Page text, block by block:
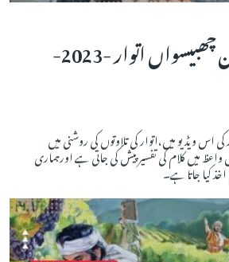
سال کے دوران چھبیسواں اتوار -2023-
اس ویڈیو میں،اتوار کی تلاوتوں کی روشنی میں
میں کلام کی تفسیر پیش کی جاتی ہے اورہماری
کیا جاتا ہے۔